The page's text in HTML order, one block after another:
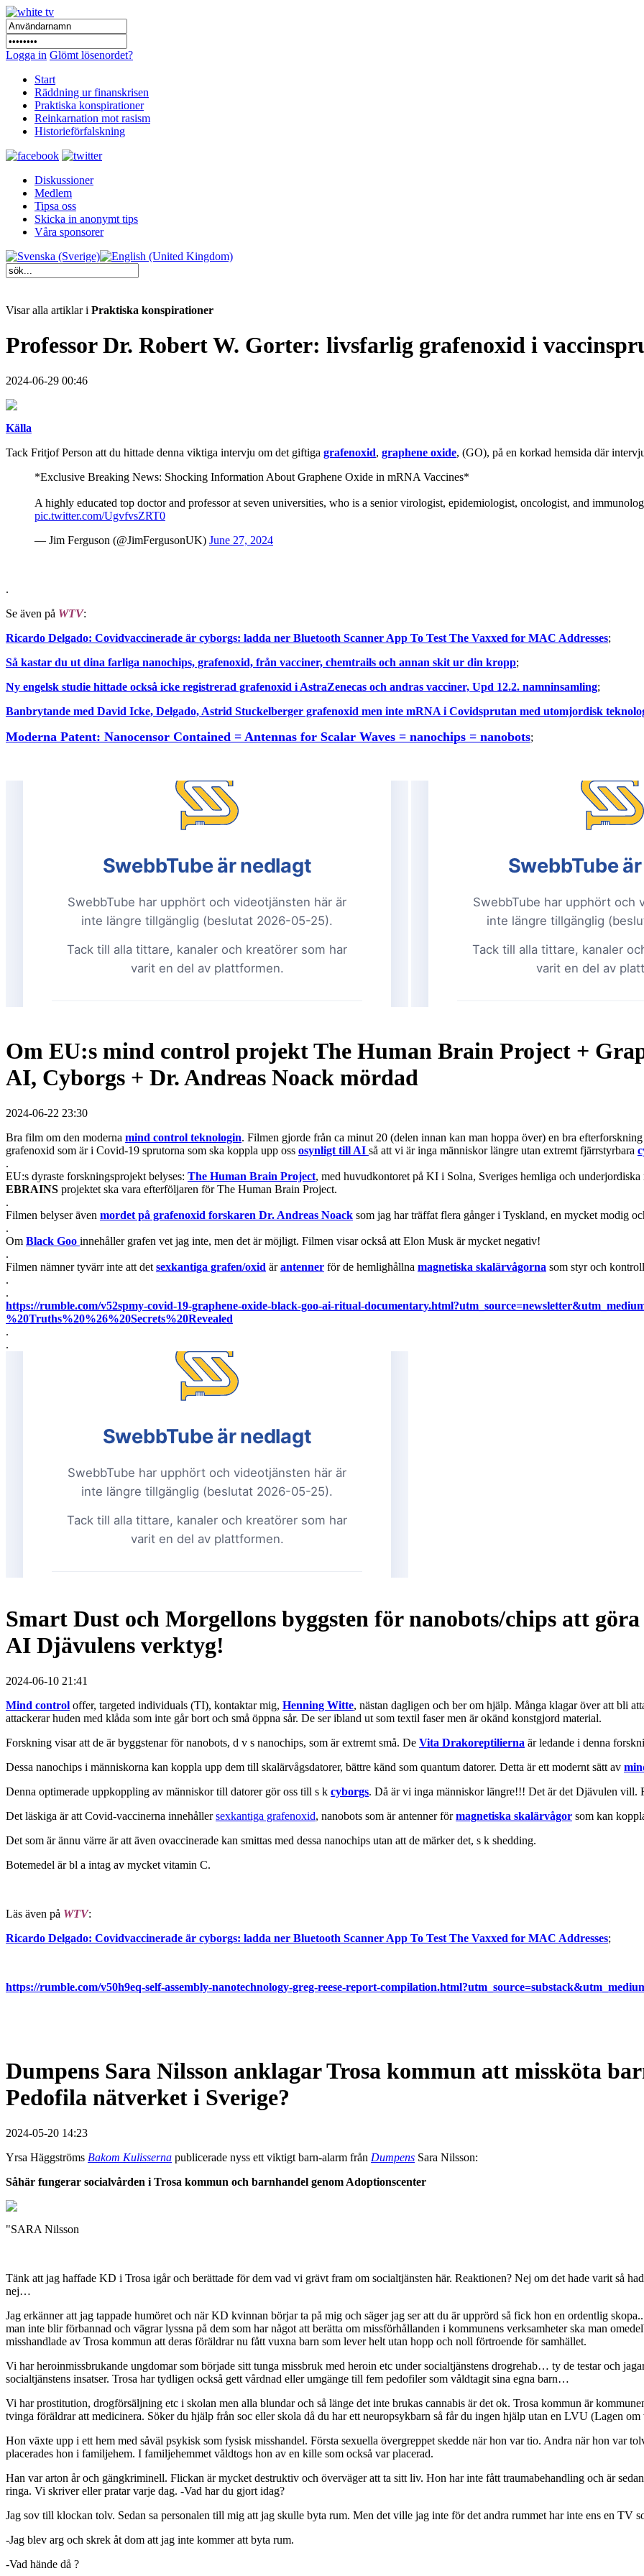
Logga in Glömt lösenordet?
Start
Räddning ur finanskrisen
Praktiska konspirationer
Reinkarnation mot rasism
Historieförfalskning
Diskussioner
Medlem
Tipsa oss
Skicka in anonymt tips
Våra sponsorer
Visar alla artiklar i Praktiska konspirationer
Professor Dr. Robert W. Gorter: livsfarlig grafenoxid i
2024-06-29 00:46
Källa
Tack Fritjof Person att du hittade denna viktiga intervju om det giftiga grafenoxid, graphene oxide, (GO), på en korkad hemsida där
*Exclusive Breaking News: Shocking Information About Graphene Oxide in mRNA Vaccines*
A highly educated top doctor and professor at seven universities, who is a senior virologist, epidemiologist, oncologist, and
pic.twitter.com/UgvfvsZRT0
— Jim Ferguson (@JimFergusonUK) June 27, 2024
.
Se även på WTV:
Ricardo Delgado: Covidvaccinerade är cyborgs: ladda ner Bluetooth Scanner App To Test The Vaxxed for MAC Addresses;
Så kastar du ut dina farliga nanochips, grafenoxid, från vacciner, chemtrails och annan skit ur din kropp;
Ny engelsk studie hittade också icke registrerad grafenoxid i AstraZenecas och andras vacciner, Upd 12.2. namninsamling;
Banbrytande med David Icke, Delgado, Astrid Stuckelberger grafenoxid men inte mRNA i Covidsprutan med utomjordisk
Moderna Patent: Nanocensor Contained = Antennas for Scalar Waves = nanochips = nanobots;
Om EU:s mind control projekt The Human Brain Project +
AI, Cyborgs + Dr. Andreas Noack mördad
2024-06-22 23:30
Bra film om den moderna mind control teknologin. Filmen gjorde från ca minut 20 (delen innan kan man hoppa över) en bra
grafenoxid som är i Covid-19 sprutorna som ska koppla upp oss osynligt till AI så att vi är inga människor längre utan extremt fjärrstyrbara
.
EU:s dyraste forskningsprojekt belyses: The Human Brain Project, med huvudkontoret på KI i Solna, Sveriges hemliga och
EBRAINS projektet ska vara efterföljaren för The Human Brain Project.
.
Filmen belyser även mordet på grafenoxid forskaren Dr. Andreas Noack som jag har träffat flera gånger i Tyskland, en mycket modig
.
Om Black Goo innehåller grafen vet jag inte, men det är möjligt. Filmen visar också att Elon Musk är mycket negativ!
.
Filmen nämner tyvärr inte att det sexkantiga grafen/oxid ärantenner för de hemlighållna magnetiska skalärvågorna som styr och
.
.
https://rumble.com/v52spmy-covid-19-graphene-oxide-black-goo-ai-ritual-
%20Truths%20%26%20Secrets%20Revealed
.
.
Smart Dust och Morgellons byggsten för nanobots/chips att
AI Djävulens verktyg!
2024-06-10 21:41
Mind control offer, targeted individuals (TI), kontaktar mig, Henning Witte, nästan dagligen och ber om hjälp. Många klagar över att bli
attackerar huden med klåda som inte går bort och små öppna sår. De ser ibland ut som textil faser men är okänd konstgjord material.
Forskning visar att de är byggstenar för nanobots, d v s nanochips, som är extremt små. De Vita Drakoreptilierna är ledande i denna
Dessa nanochips i människorna kan koppla upp dem till skalärvågsdatorer, bättre känd som quantum datorer. Detta är ett modernt sätt av
Denna optimerade uppkoppling av människor till datorer gör oss till s k cyborgs. Då är vi inga människor längre!!! Det är det Djävulen vill.
Det läskiga är att Covid-vaccinerna innehållersexkantiga grafenoxid, nanobots som är antenner förmagnetiska skalärvågor som kan
Det som är ännu värre är att även ovaccinerade kan smittas med dessa nanochips utan att de märker det, s k shedding.
Botemedel är bl a intag av mycket vitamin C.
Läs även på WTV:
Ricardo Delgado: Covidvaccinerade är cyborgs: ladda ner Bluetooth Scanner App To Test The Vaxxed for MAC Addresses;
https://rumble.com/v50h9eq-self-assembly-nanotechnology-greg-reese-report-
Dumpens Sara Nilsson anklagar Trosa kommun att missköta
Pedofila nätverket i Sverige?
2024-05-20 14:23
Yrsa Häggströms Bakom Kulisserna publicerade nyss ett viktigt barn-alarm från Dumpens Sara Nilsson:
Såhär fungerar socialvården i Trosa kommun och barnhandel genom Adoptionscenter
"SARA Nilsson
Tänk att jag haffade KD i Trosa igår och berättade för dem vad vi grävt fram om socialtjänsten här. Reaktionen? Nej om det hade varit så
nej…
Jag erkänner att jag tappade humöret och när KD kvinnan börjar ta på mig och säger jag ser att du är upprörd så fick hon en ordentlig
man inte blir förbannad och vägrar lyssna på dem som har något att berätta om missförhållanden i kommunens verksamheter ska man
misshandlade av Trosa kommun att deras föräldrar nu fått vuxna barn som lever helt utan hopp och noll förtroende för samhället.
Vi har heroinmissbrukande ungdomar som började sitt tunga missbruk med heroin etc under socialtjänstens drogrehab… ty de testar och
socialtjänstens insatser. Trosa har tydligen också gett vårdnad eller umgänge till fem pedofiler som våldtagit sina egna barn…
Vi har prostitution, drogförsäljning etc i skolan men alla blundar och så länge det inte brukas cannabis är det ok. Trosa kommun är
tvinga föräldrar att medicinera. Söker du hjälp från soc eller skola då du har ett neuropsykbarn så får du ingen hjälp utan en LVU (Lagen
Hon växte upp i ett hem med såväl psykisk som fysisk misshandel. Första sexuella övergreppet skedde när hon var tio. Andra när hon var
placerades hon i familjehem. I familjehemmet våldtogs hon av en kille som också var placerad.
Han var arton år och gängkriminell. Flickan är mycket destruktiv och överväger att ta sitt liv. Hon har inte fått traumabehandling och är
ringa. Vi skriver eller pratar varje dag. -Vad har du gjort idag?
Jag sov till klockan tolv. Sedan sa personalen till mig att jag skulle byta rum. Men det ville jag inte för det andra rummet har inte ens en TV
-Jag blev arg och skrek åt dom att jag inte kommer att byta rum.
-Vad hände då ?